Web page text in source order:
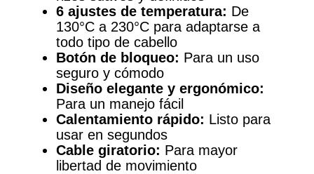
6 ajustes de temperatura: De
130°C a 230°C para adaptarse a
todo tipo de cabello
Botón de bloqueo: Para un uso
seguro y cómodo
Diseño elegante y ergonómico:
Para un manejo fácil
Calentamiento rápido: Listo para
usar en segundos
Cable giratorio: Para mayor
libertad de movimiento